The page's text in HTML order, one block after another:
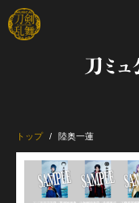
刀ミ
CD・DVD
トップ 陸奥一蓮